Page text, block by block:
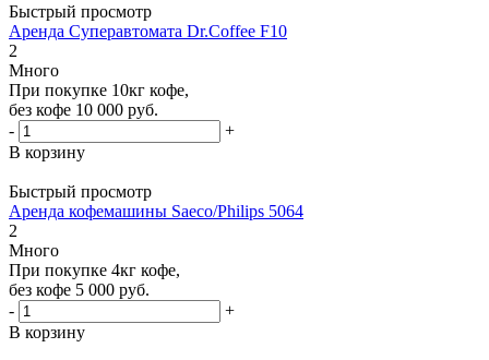
Быстрый просмотр
Аренда Суперавтомата Dr.Coffee F10
2
Много
При покупке 10кг кофе,
без кофе 10 000 руб.
-
+
В корзину
Быстрый просмотр
Аренда кофемашины Saeco/Philips 5064
2
Много
При покупке 4кг кофе,
без кофе 5 000 руб.
-
+
В корзину